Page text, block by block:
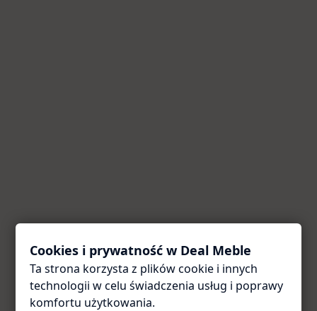
Coś poszło nie tak
Przepraszamy za utrudnienia. Odśwież stronę — zwykle
Cookies i prywatność w Deal Meble
Ta strona korzysta z plików cookie i innych
technologii w celu świadczenia usług i poprawy
komfortu użytkowania.